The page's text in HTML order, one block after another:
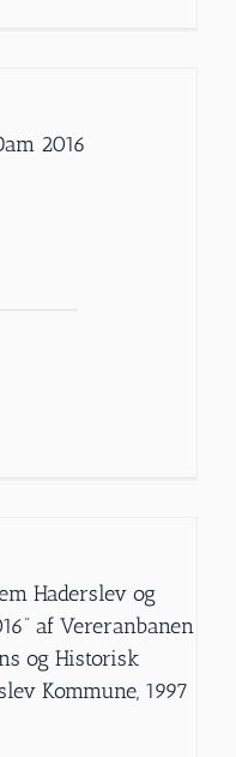
2016
Haderslev og
af Vereranbanen
og Historisk
Kommune, 1997